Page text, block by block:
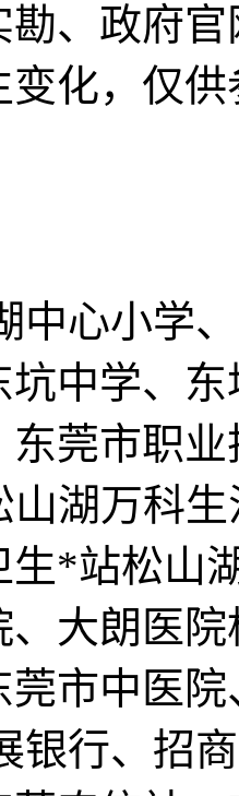
勘、政府
变化，仅
中心小学
坑中学、
东莞市职
湖万科
生*站松山
、大朗医
莞市中医
银行、招